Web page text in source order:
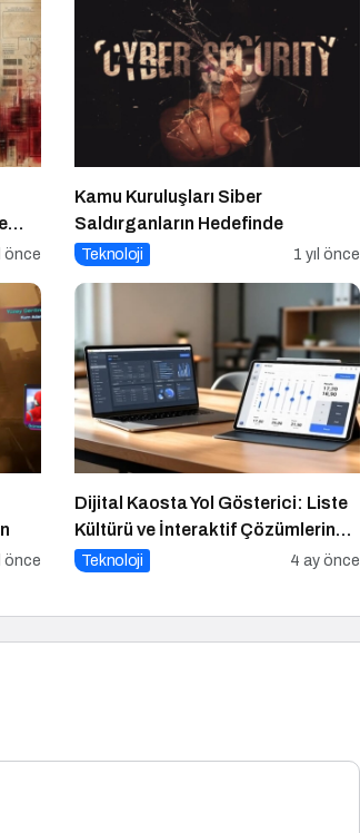
önce
Kamu Kuruluşları Siber
Saldırganların Hedefinde
Teknoloji 1 yıl önce
önce
Dijital Kaosta Yol Gösterici: Liste
Kültürü ve İnteraktif Çözümlerin
Geleceği
Teknoloji 4 ay önce